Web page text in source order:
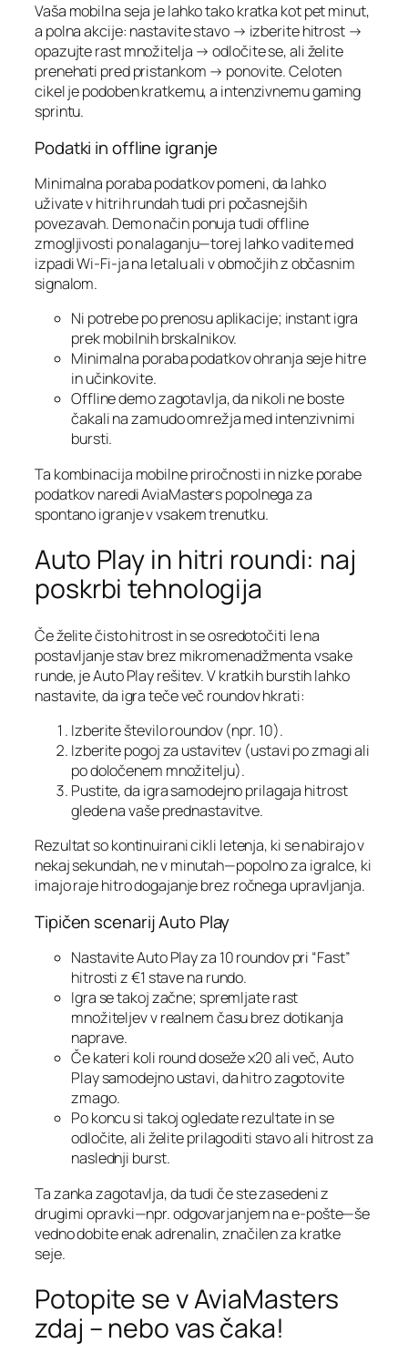
Vaša mobilna seja je lahko tako kratka kot pet minut,
a polna akcije: nastavite stavo → izberite hitrost →
opazujte rast množitelja → odločite se, ali želite
prenehati pred pristankom → ponovite. Celoten
cikel je podoben kratkemu, a intenzivnemu gaming
sprintu.
Podatki in offline igranje
Minimalna poraba podatkov pomeni, da lahko
uživate v hitrih rundah tudi pri počasnejših
povezavah. Demo način ponuja tudi offline
zmogljivosti po nalaganju—torej lahko vadite med
izpadi Wi‑Fi-ja na letalu ali v območjih z občasnim
signalom.
Ni potrebe po prenosu aplikacije; instant igra
prek mobilnih brskalnikov.
Minimalna poraba podatkov ohranja seje hitre
in učinkovite.
Offline demo zagotavlja, da nikoli ne boste
čakali na zamudo omrežja med intenzivnimi
bursti.
Ta kombinacija mobilne priročnosti in nizke porabe
podatkov naredi AviaMasters popolnega za
spontano igranje v vsakem trenutku.
Auto Play in hitri roundi: naj
poskrbi tehnologija
Če želite čisto hitrost in se osredotočiti le na
postavljanje stav brez mikromenadžmenta vsake
runde, je Auto Play rešitev. V kratkih burstih lahko
nastavite, da igra teče več roundov hkrati:
Izberite število roundov (npr. 10).
Izberite pogoj za ustavitev (ustavi po zmagi ali
po določenem množitelju).
Pustite, da igra samodejno prilagaja hitrost
glede na vaše prednastavitve.
Rezultat so kontinuirani cikli letenja, ki se nabirajo v
nekaj sekundah, ne v minutah—popolno za igralce, ki
imajo raje hitro dogajanje brez ročnega upravljanja.
Tipičen scenarij Auto Play
Nastavite Auto Play za 10 roundov pri “Fast”
hitrosti z €1 stave na rundo.
Igra se takoj začne; spremljate rast
množiteljev v realnem času brez dotikanja
naprave.
Če kateri koli round doseže x20 ali več, Auto
Play samodejno ustavi, da hitro zagotovite
zmago.
Po koncu si takoj ogledate rezultate in se
odločite, ali želite prilagoditi stavo ali hitrost za
naslednji burst.
Ta zanka zagotavlja, da tudi če ste zasedeni z
drugimi opravki—npr. odgovarjanjem na e‑pošte—še
vedno dobite enak adrenalin, značilen za kratke
seje.
Potopite se v AviaMasters
zdaj – nebo vas čaka!